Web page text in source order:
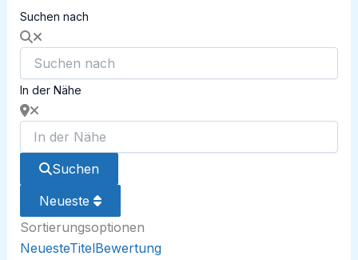
Suchen nach
In der Nähe
Suchen
Neueste
Sortierungsoptionen
NeuesteTitelBewertung